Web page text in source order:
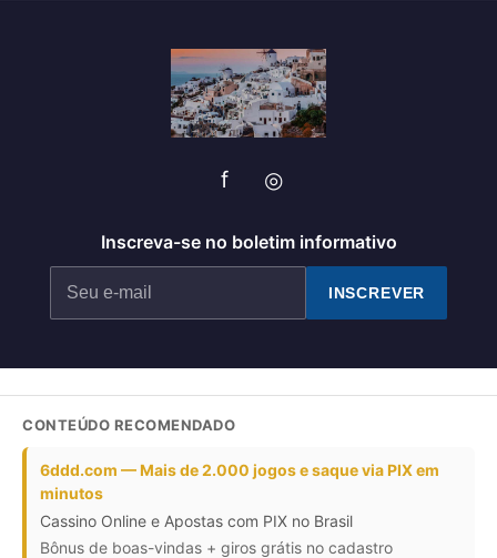
f ◎
Inscreva-se no boletim informativo
INSCREVER
CONTEÚDO RECOMENDADO
6ddd.com — Mais de 2.000 jogos e saque via PIX em
minutos
Cassino Online e Apostas com PIX no Brasil
Bônus de boas-vindas + giros grátis no cadastro